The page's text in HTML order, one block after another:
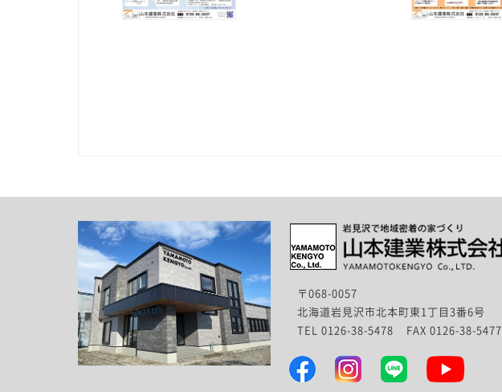
〒068-0057
北海道岩見沢市北本町東1丁目3番6号
TEL 0126-38-5478 FAX 0126-38-5477